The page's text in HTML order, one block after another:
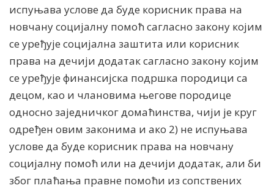
испуњава услове да буде корисник права на
новчану социјалну помоћ сагласно закону којим
се уређује социјална заштита или корисник
права на дечији додатак сагласно закону којим
се уређује финансијска подршка породици са
децом, као и члановима његове породице
односно заједничког домаћинства, чији је круг
одређен овим законима и ако 2) не испуњава
услове да буде корисник права на новчану
социјалну помоћ или на дечији додатак, али би
због плаћања правне помоћи из сопствених